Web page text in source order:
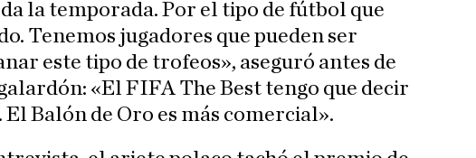
la temporada. Por el tipo de fútbol que
Tenemos jugadores que pueden ser
este tipo de trofeos», aseguró antes de
«El FIFA The Best tengo que decir
El Balón de Oro es más comercial».